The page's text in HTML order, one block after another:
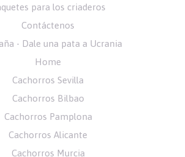
para los criaderos
Contáctenos
- Dale una pata a Ucrania
Home
Cachorros Sevilla
Cachorros Bilbao
Cachorros Pamplona
Cachorros Alicante
Cachorros Murcia